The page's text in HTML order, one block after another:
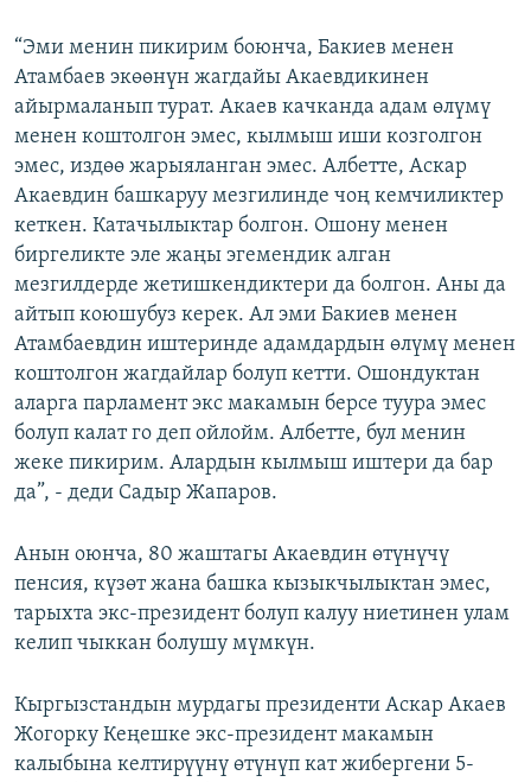
“Эми менин пикирим боюнча, Бакиев менен
Атамбаев экөөнүн жагдайы Акаевдикинен
айырмаланып турат. Акаев качканда адам өлүмү
менен коштолгон эмес, кылмыш иши козголгон
эмес, издөө жарыяланган эмес. Албетте, Аскар
Акаевдин башкаруу мезгилинде чоң кемчиликтер
кеткен. Катачылыктар болгон. Ошону менен
биргеликте эле жаңы эгемендик алган
мезгилдерде жетишкендиктери да болгон. Аны да
айтып коюшубуз керек. Ал эми Бакиев менен
Атамбаевдин иштеринде адамдардын өлүмү менен
коштолгон жагдайлар болуп кетти. Ошондуктан
аларга парламент экс макамын берсе туура эмес
болуп калат го деп ойлойм. Албетте, бул менин
жеке пикирим. Алардын кылмыш иштери да бар
да”, - деди Садыр Жапаров.
Анын оюнча, 80 жаштагы Акаевдин өтүнүчү
пенсия, күзөт жана башка кызыкчылыктан эмес,
тарыхта экс-президент болуп калуу ниетинен улам
келип чыккан болушу мүмкүн.
Кыргызстандын мурдагы президенти Аскар Акаев
Жогорку Кеңешке экс-президент макамын
калыбына келтирүүнү өтүнүп кат жибергени 5-